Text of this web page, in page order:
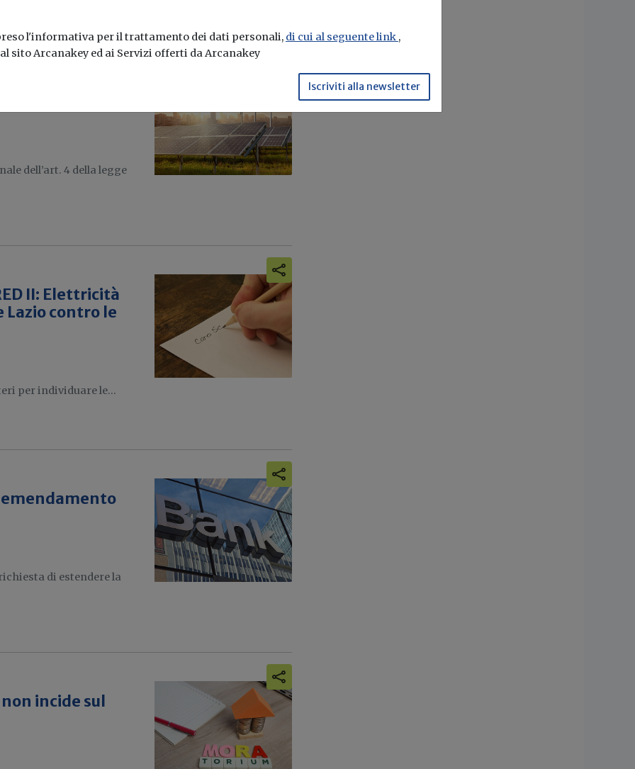
boccia la
dell’art. 4 della legge
II: Elettricità
Lazio contro le
per individuare le...
di estendere la
incide sul
l'informativa per il trattamento dei dati personali, di cui al seguente link ,
sito Arcanakey ed ai Servizi offerti da Arcanakey
Iscriviti alla newsletter